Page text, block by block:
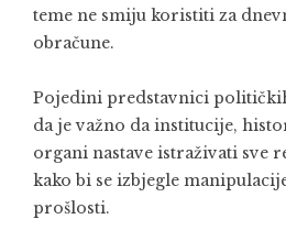
teme ne smiju koristiti za
obračune.
Pojedini predstavnici
da je važno da institucije,
organi nastave istraživati sve
kako bi se izbjegle
prošlosti.